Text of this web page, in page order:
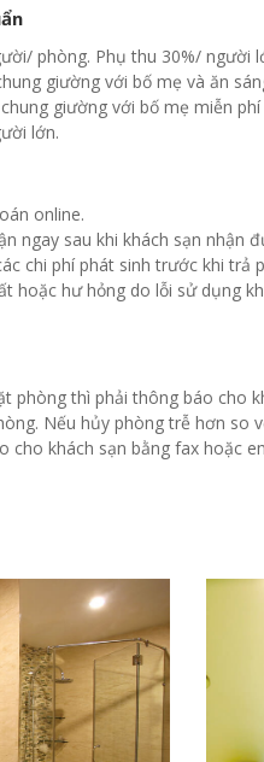
phòng. Phụ thu 30%/ người
giường với bố mẹ và ăn
giường với bố mẹ miễn
lớn.
online.
ngay sau khi khách sạn nhận
chi phí phát sinh trước khi
hoặc hư hỏng do lỗi sử dụng
phòng thì phải thông báo cho
Nếu hủy phòng trễ hơn
cho khách sạn bằng fax hoặc